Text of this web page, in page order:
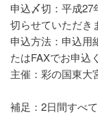
申込〆切：平成27
切らせていただき
申込方法：申込用
たはFAXでお申込
主催：彩の国東大
補足：2日間すべ